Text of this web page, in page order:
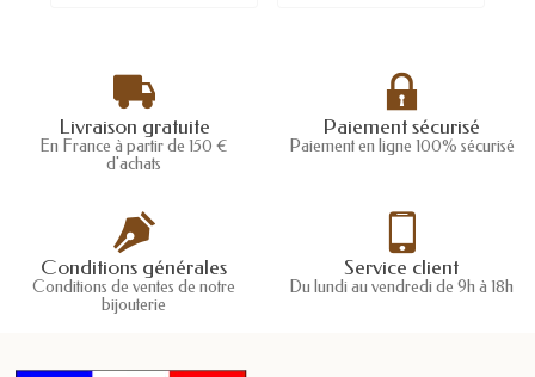
Livraison gratuite
En France à partir de 150 €
d'achats
Paiement sécurisé
Paiement en ligne 100% sécurisé
Conditions générales
Conditions de ventes de notre
bijouterie
Service client
Du lundi au vendredi de 9h à 18h